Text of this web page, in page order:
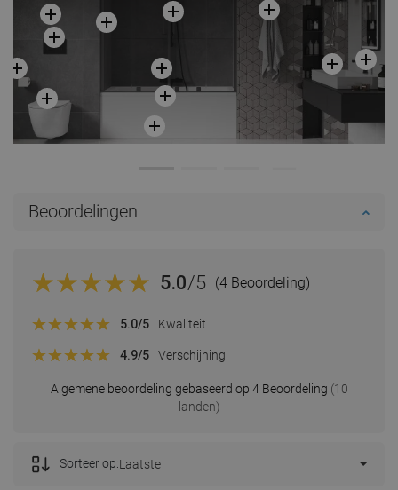
Beoordelingen
5.0/5 (4 Beoordeling)
Algemene beoordeling gebaseerd op 4 Beoordeling (10
landen)
5.0/5 Kwaliteit
4.9/5 Verschijning
Sorteer op:Laatste